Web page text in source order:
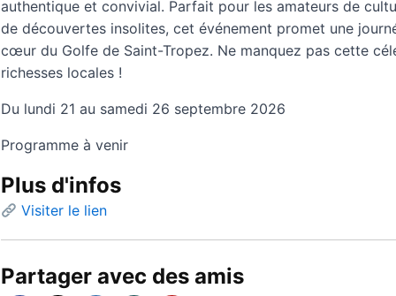
authentique et convivial. Parfait pour les amateurs de
de découvertes insolites, cet événement promet une
cœur du Golfe de Saint-Tropez. Ne manquez pas cette
richesses locales !
Du lundi 21 au samedi 26 septembre 2026
Programme à venir
Plus d'infos
Visiter le lien
Partager avec des amis